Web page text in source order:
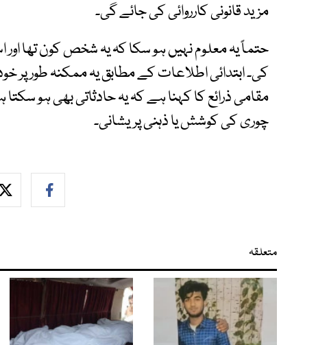
مزید قانونی کارروائی کی جائے گی۔
حتماً یہ معلوم نہیں ہو سکا کہ یہ شخص کون تھا
کی۔ ابتدائی اطلاعات کے مطابق یہ ممکنہ طور پر
مقامی ذرائع کا کہنا ہے کہ یہ حادثاتی بھی ہو
چوری کی کوشش یا ذہنی پریشانی۔
متعلقہ